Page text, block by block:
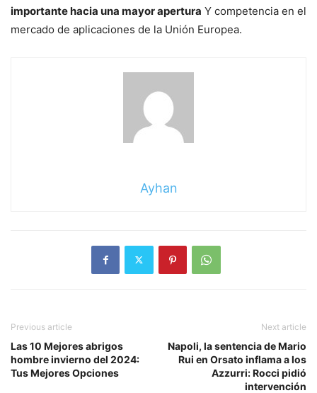
importante hacia una mayor apertura Y competencia en el
mercado de aplicaciones de la Unión Europea.
Ayhan
Previous article
Las 10 Mejores abrigos
hombre invierno del 2024:
Tus Mejores Opciones
Next article
Napoli, la sentencia de Mario
Rui en Orsato inflama a los
Azzurri: Rocci pidió
intervención